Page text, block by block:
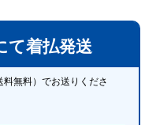
て着払発送
無料）でお送りくださ